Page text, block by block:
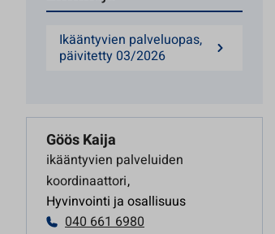
Ikääntyvien palveluopas,
päivitetty 03/2026
Göös Kaija
ikääntyvien palveluiden
koordinaattori,
Hyvinvointi ja osallisuus
040 661 6980